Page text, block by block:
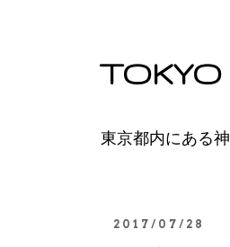
東京都内にある
2017/07/28